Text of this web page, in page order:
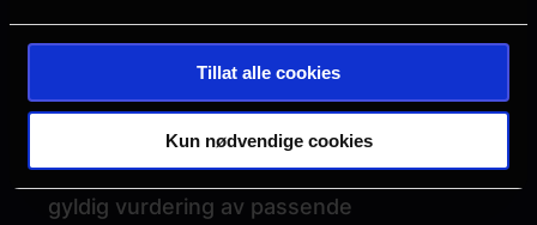
Tillat alle cookies
Kun nødvendige cookies
Dersom filmen ikke er ferdig vurdert av
Medietilsynet vil det stå "TBC" i
aldersgrensefeltet. Vi har da ikke en
gyldig vurdering av passende